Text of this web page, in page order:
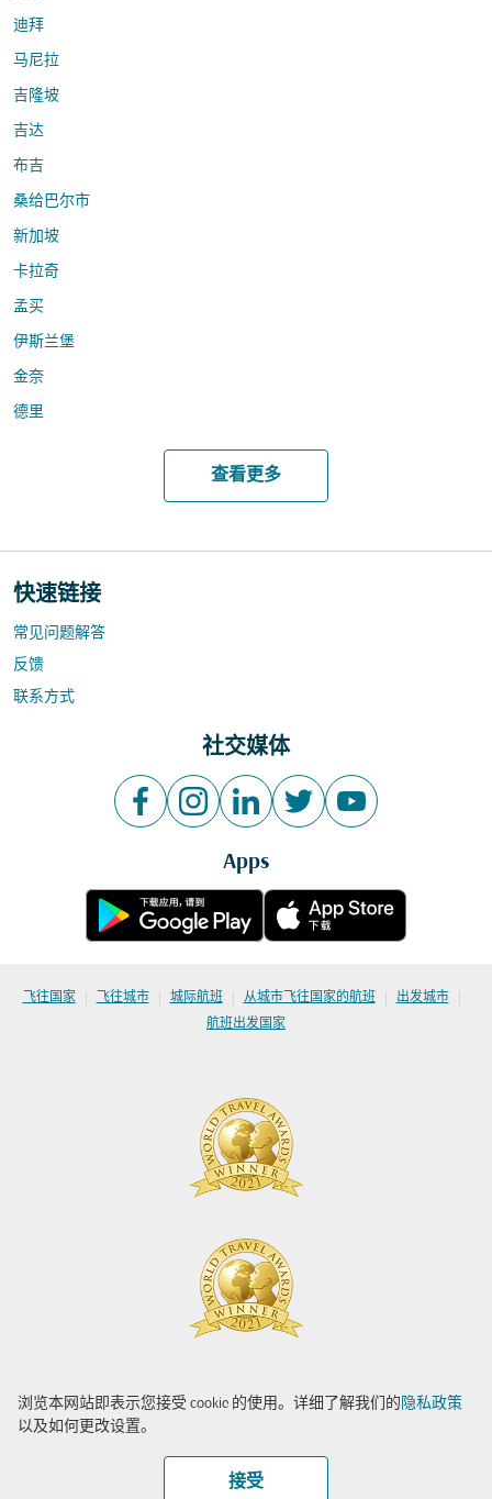
浏览本网站即表示您接受 cookie 的使用。详细了解我们的 隐私政策
以及如何更改设置。
接受
迪拜
马尼拉
吉隆坡
吉达
布吉
桑给巴尔市
新加坡
卡拉奇
孟买
伊斯兰堡
金奈
德里
查看更多
快速链接
常见问题解答
反馈
联系方式
社交媒体
Apps
飞往国家 | 飞往城市 | 城际航班 | 从城市飞往国家的航班 | 出发城市 |
航班出发国家